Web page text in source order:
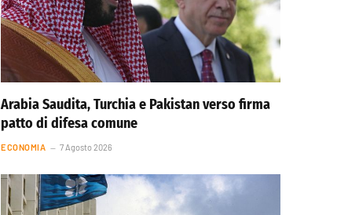
Arabia Saudita, Turchia e Pakistan verso firma
patto di difesa comune
ECONOMIA 7 Agosto 2026